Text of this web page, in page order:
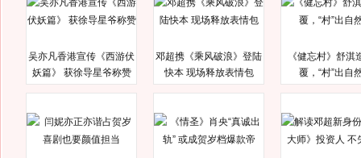
吴亦凡香港宣传《西游伏
妖篇》 获徐导星爷称赞
邓超携《乘风破浪》登陆
快本 现场释放表情包
《健忘村》舒淇
覆，“村”出自